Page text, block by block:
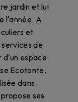
jardin et lui
l'année. A
et
de
espace
Ecotonte,
dans
ses